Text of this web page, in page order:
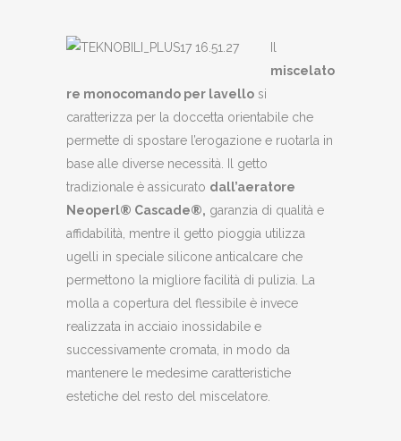
Il
miscelato
re monocomando per lavello si
caratterizza per la doccetta orientabile che
permette di spostare l’erogazione e ruotarla in
base alle diverse necessità. Il getto
tradizionale è assicurato dall’aeratore
Neoperl® Cascade®, garanzia di qualità e
affidabilità, mentre il getto pioggia utilizza
ugelli in speciale silicone anticalcare che
permettono la migliore facilità di pulizia. La
molla a copertura del flessibile è invece
realizzata in acciaio inossidabile e
successivamente cromata, in modo da
mantenere le medesime caratteristiche
estetiche del resto del miscelatore.